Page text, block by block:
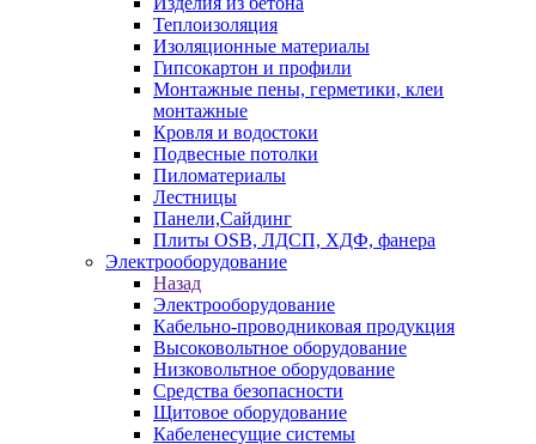
Теплоизоляция
Изоляционные материалы
Гипсокартон и профили
Монтажные пены, герметики, клеи
монтажные
Кровля и водостоки
Подвесные потолки
Пиломатериалы
Лестницы
Панели,Сайдинг
Плиты OSB, ЛДСП, ХДФ, фанера
Электрооборудование
Назад
Электрооборудование
Кабельно-проводниковая продукция
Высоковольтное оборудование
Низковольтное оборудование
Средства безопасности
Щитовое оборудование
Кабеленесущие системы